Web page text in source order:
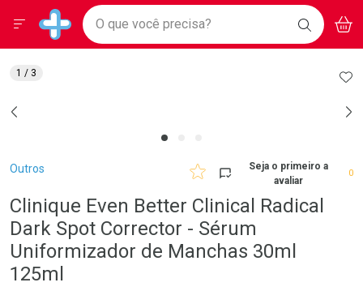
Drogarias Pacheco
Baixe nosso APP e aproveite Ofertas Exclusivas!
BAIXE
O APP
Ir direto para a home
pela página
Ir direto para o conteúdo
Ir direto para a busca
Ir direto para a conta
Faça a sua busca
O que você precisa? BUSCAR
Menu
Breadcrumb
Outros
Seja o primeiro a
avaliar
0
Clinique Even Better Clinical Radical
Dark Spot Corrector - Sérum
Uniformizador de Manchas 30ml
125ml
1 / 3